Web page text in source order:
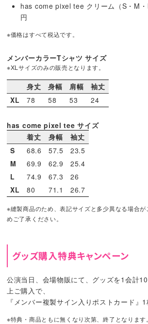
has come pixel tee クリーム（S・M
円
※価格はすべて税込です。
メンバーカラーTシャツ サイズ
※XLサイズのみの販売となります。
身丈 身幅 肩幅
袖丈
XL
78 58 53 24
has come pixel tee サイズ
着丈
身幅
袖丈
S
68.6 57.5
23.5
M
69.9 62.9
25.4
L
74.9 67.3
26
XL
80 71.1 26.7
※縫製商品のため、表記サイズと多少異なる場合が
めご了承ください。
グッズ購入特典キャンペーン
公演当日、会場物販にて、グッズを1会計
上ご購入で、
『メンバー複製サイン入りポストカード』
※特典・商品ともに無くなり次第、終了となります。